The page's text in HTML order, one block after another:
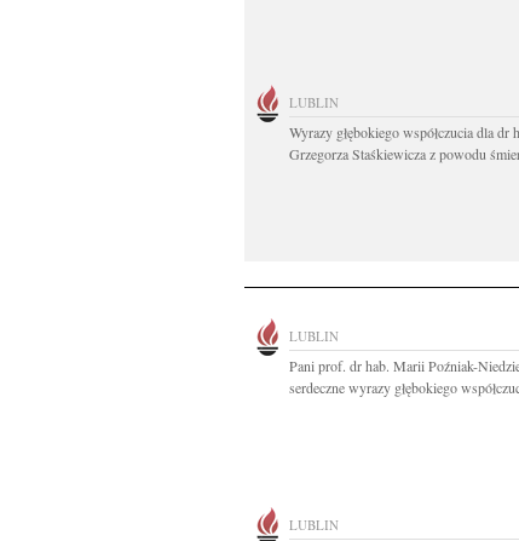
LUBLIN
Wyrazy głębokiego współczucia dla dr
Grzegorza Staśkiewicza z powodu
LUBLIN
Pani prof. dr hab. Marii Poźniak-
serdeczne wyrazy głębokiego
LUBLIN